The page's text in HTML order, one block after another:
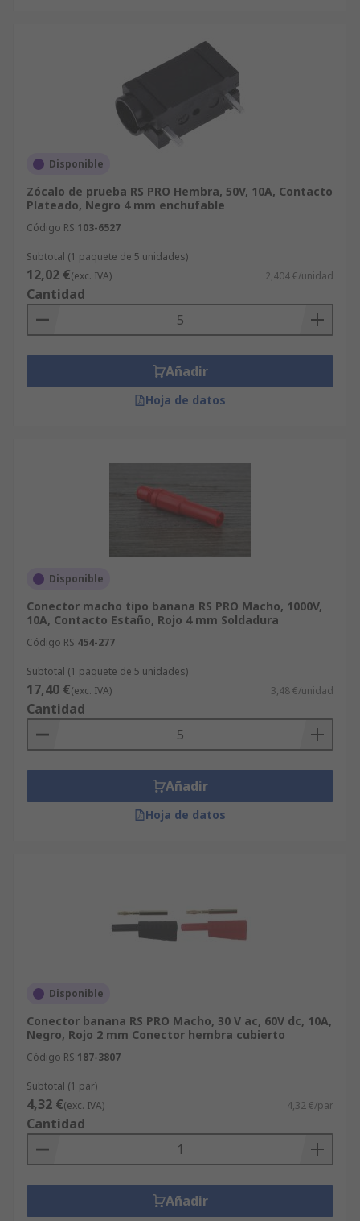
Disponible
Zócalo de prueba RS PRO Hembra, 50V, 10A, Contacto
Plateado, Negro 4 mm enchufable
Código RS 103-6527
Subtotal (1 paquete de 5 unidades)
12,02 €(exc. IVA) 2,404 €/unidad
Cantidad
Añadir
Hoja de datos
Disponible
Conector macho tipo banana RS PRO Macho, 1000V,
10A, Contacto Estaño, Rojo 4 mm Soldadura
Código RS 454-277
Subtotal (1 paquete de 5 unidades)
17,40 €(exc. IVA) 3,48 €/unidad
Cantidad
Añadir
Hoja de datos
Disponible
Conector banana RS PRO Macho, 30 V ac, 60V dc, 10A,
Negro, Rojo 2 mm Conector hembra cubierto
Código RS 187-3807
Subtotal (1 par)
4,32 €(exc. IVA) 4,32 €/par
Cantidad
Añadir